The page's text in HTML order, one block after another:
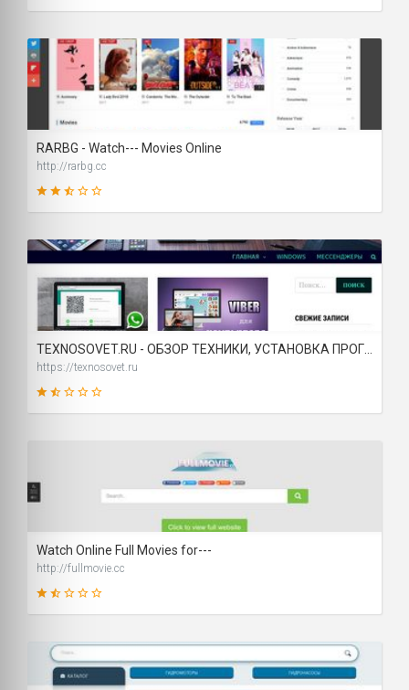
66
58
SCORE
RARBG - Watch--- Movies Online
http://rarbg.cc
31
SCORE
https://texnosovet.ru
Watch Online Full Movies for---
http://fullmovie.cc